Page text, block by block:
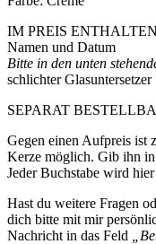
IM PREIS
Namen und Datum
Bitte in den unten
schlichter Glasuntersetzer
SEPARAT
Gegen einen Aufpreis ist
Kerze möglich. Gib ihn in
Jeder Buchstabe wird
Hast du weitere Fragen
dich bitte mit mir
Nachricht in das Feld